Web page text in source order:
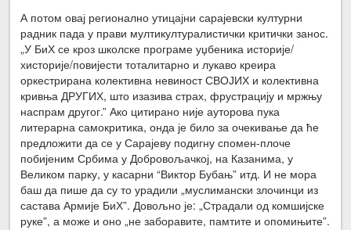
А потом овај регионално утицајни сарајевски културни
радник пада у прави мултикултуралистички критички занос.
„У БиХ се кроз школске програме уџбеника историје/
хисторије/повијести тоталитарно и лукаво креира
оркестрирана колективна невиност СВОЈИХ и колективна
кривња ДРУГИХ, што изазива страх, фрустрацију и мржњу
наспрам другог.” Ако цитирано није ауторова пука
литерарна самокритика, онда је било за очекивање да ће
предложити да се у Сарајеву подигну спомен-плоче
побијеним Србима у Добровољачкој, на Казанима, у
Великом парку, у касарни “Виктор Бубањ” итд. И не мора
баш да пише да су то урадили „муслимански злочинци из
састава Армије БиХ”. Довољно је: „Страдали од комшијске
руке”, а може и оно „не заборавите, памтите и опомињите”.